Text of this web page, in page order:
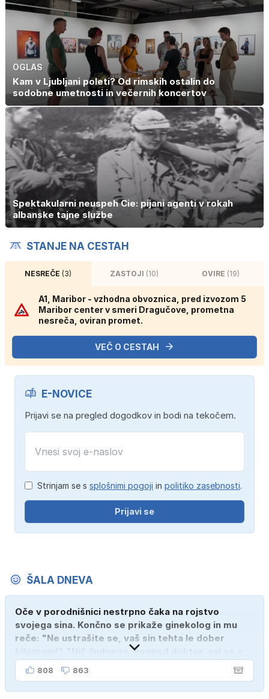
OGLAS
Kam v Ljubljani poleti? Od rimskih ostalin do
sodobne umetnosti in večernih koncertov
Spektakularni neuspeh Cie: pijani agenti v rokah
albanske tajne službe
STANJE NA CESTAH
NESREČE (3) ZASTOJI (10) OVIRE (19)
A1, Maribor - vzhodna obvoznica, pred izvozom 5
Maribor center v smeri Dragučove, prometna
nesreča, oviran promet.
VEČ O CESTAH
E-NOVICE
Prijavi se na pregled dogodkov in bodi na tekočem.
Strinjam se s splošnimi pogoji in politiko zasebnosti.
Prijavi se
ŠALA DNEVA
Oče v porodnišnici nestrpno čaka na rojstvo
svojega sina. Končno se prikaže ginekolog in mu
reče: "Ne ustrašite se, vaš sin tehta le dober
kilogram!" "Nič čudnega, gospod doktor, saj se z
ženo poznava šele tri mesece."
808 863